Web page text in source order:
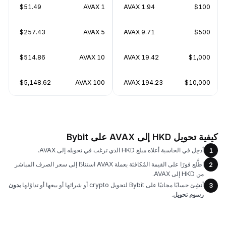
$100
1.94 AVAX
$500
9.71 AVAX
$1,000
19.42 AVAX
$10,000
194.23 AVAX
1 AVAX
$51.49
5 AVAX
$257.43
10 AVAX
$514.86
100 AVAX
$5,148.62
كيفية تحويل HKD إلى AVAX على Bybit
1
أدخِل في الحاسبة أعلاه مبلغ HKD الذي ترغب في تحويله إلى AVAX.
2
اطَّلع فورًا على القيمة المُكافئة بعملة AVAX استنادًا إلى سعر الصرف المباشر
من HKD إلى AVAX.
3
أنشِئ حسابًا مجانيًا على Bybit لتحويل crypto أو شرائها أو بيعها أو تداوُلها
بدون
رسوم تحويل.